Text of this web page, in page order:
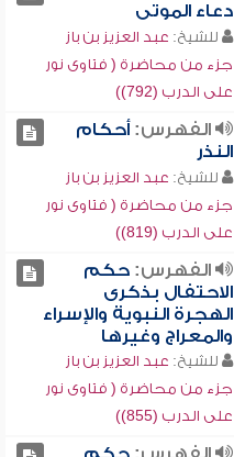
دعاء الموتى
للشيخ: عبد العزيز بن باز
جزء من محاضرة ( فتاوى نور
على الدرب (792))
الفهرس:أحكام
النذر
للشيخ: عبد العزيز بن باز
جزء من محاضرة ( فتاوى نور
على الدرب (819))
الفهرس:حكم
الاحتفال بذكرى
الهجرة النبوية والإسراء
والمعراج وغيرها
للشيخ: عبد العزيز بن باز
جزء من محاضرة ( فتاوى نور
على الدرب (855))